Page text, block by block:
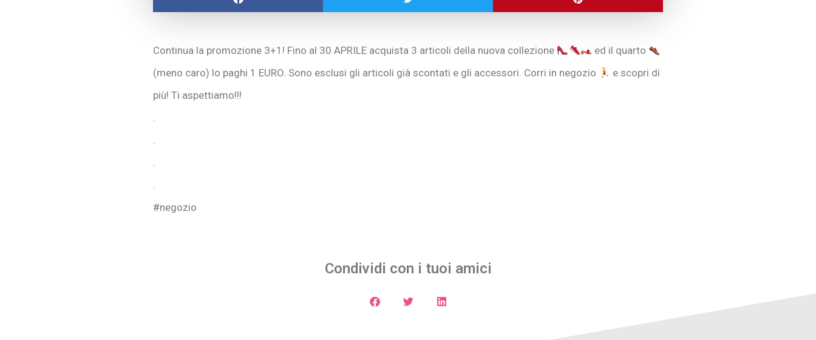
Continua la promozione 3+1! Fino al 30 APRILE acquista 3 articoli della nuova collezione
ed il quarto
(meno caro) lo paghi 1 EURO. Sono esclusi gli articoli già scontati e gli accessori. Corri in negozio
e scopri di
più! Ti aspettiamo!!!
.
.
.
.
#negozio
Condividi con i tuoi amici